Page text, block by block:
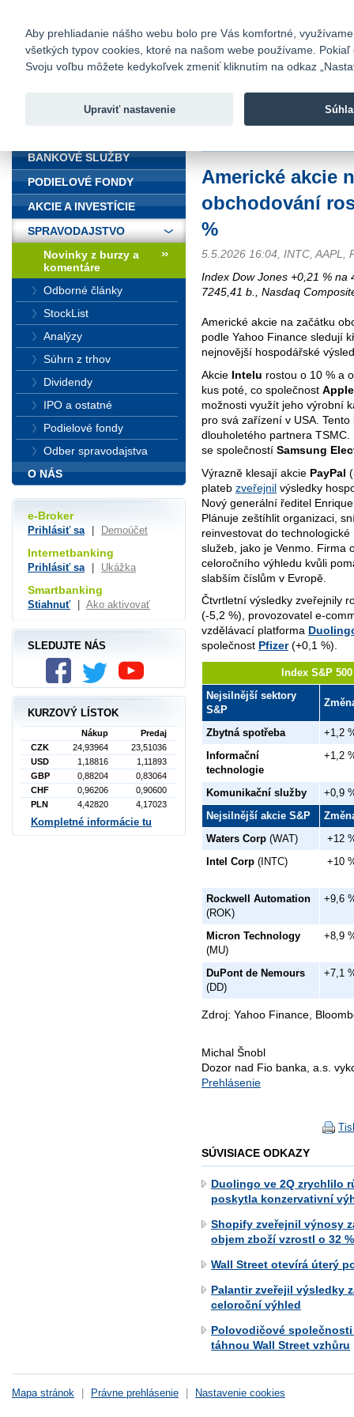
Fio banka
Fio banka
Americké akcie
obchodování
%
5.5.2026 16:04, INTC, AAPL,
Index Dow Jones +0,21 % na
7245,41 b., Nasdaq
Americké akcie na začátku
podle Yahoo Finance sledují
nejnovější hospodářské
Akcie Intelu rostou o 10 % a
kus poté, co společnost Apple
možnosti využít jeho výrobní
pro svá zařízení v USA.
dlouholetého partnera
se společností Samsung
Výrazně klesají akcie PayPal
plateb zveřejnil výsledky
Nový generální ředitel
Plánuje zeštíhlit organizaci,
reinvestovat do
služeb, jako je Venmo. Firma
celoročního výhledu kvůli
slabším číslům v Evropě.
Čtvrtletní výsledky zveřejnily
(-5,2 %), provozovatel e-
vzdělávací platforma
společnost Pfizer(+0,1 %).
Index S&P
Nejsilnější sektory
S&P
Zbytná spotřeba
+1,2
Informační
technologie
+1,2
Komunikační služby
+0,9
Nejsilnější akcie S&P
Waters Corp (WAT)
+12
Intel Corp (INTC) +10
Rockwell Automation
(ROK)
+9,6
Micron Technology
(MU)
+8,9
DuPont de Nemours
(DD)
+7,1
Zdroj: Yahoo Finance,
Michal Šnobl
Dozor nad Fio banka, a.s.
Prehlásenie
SÚVISIACE ODKAZY
Duolingo ve 2Q zrychlilo
poskytla konzervativní
Shopify zveřejnil výnosy
objem zboží vzrostl o 32 %
Wall Street otevírá úterý
Palantir zveřejil výsledky
celoroční výhled
Polovodičové
táhnou Wall Street vzhůru
BANKOVÉ SLUŽBY
PODIELOVÉ FONDY
AKCIE A INVESTÍCIE
SPRAVODAJSTVO
Novinky z burzy a
komentáre
Odborné články
StockList
Analýzy
Súhrn z trhov
Dividendy
IPO a ostatné
Podielové fondy
Odber spravodajstva
O NÁS
e-Broker
Prihlásiť sa Demoúčet
Internetbanking
Prihlásiť sa Ukážka
Smartbanking
Stiahnuť Ako aktivovať
SLEDUJTE NÁS
KURZOVÝ LÍSTOK
Nákup
Predaj
CZK
24,93964
23,51036
USD
1,18816
1,11893
GBP
0,88204
0,83064
CHF
0,96206
0,90600
PLN
4,42820 4,17023
Kompletné informácie tu
Mapa stránok Právne prehlásenie Nastavenie cookies
Aby prehliadanie nášho webu bolo pre Vás komfortné,
všetkých typov cookies, ktoré na našom webe používame.
Svoju voľbu môžete kedykoľvek zmeniť kliknutím na odkaz
Upraviť nastavenie